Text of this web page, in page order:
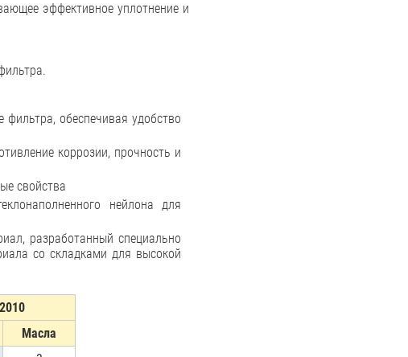
эффективное уплотнение и
фильтра, обеспечивая удобство
коррозии, прочность и
свойства
нейлона для
разработанный специально
со складками для высокой
Масла